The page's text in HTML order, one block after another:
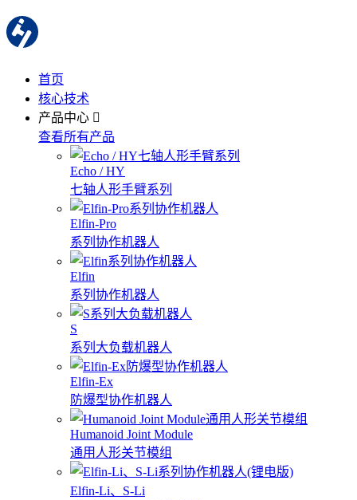
首页
核心技术
产品中心
查看所有产品
Echo / HY
七轴人形手臂系列
Elfin-Pro
系列协作机器人
Elfin
系列协作机器人
S
系列大负载机器人
Elfin-Ex
防爆型协作机器人
Humanoid Joint Module
通用人形关节模组
Elfin-Li、S-Li